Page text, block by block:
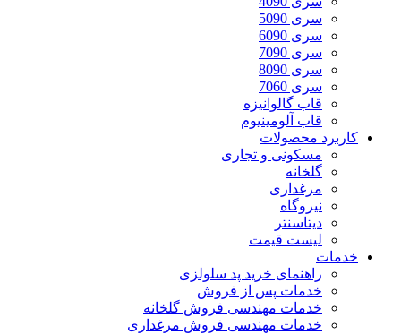
سری 5090
سری 6090
سری 7090
سری 8090
سری 7060
قاب گالوانیزه
قاب آلومینیوم
کاربرد محصولات
مسکونی و تجاری
گلخانه
مرغداری
نیروگاه
دیتاسنتر
لیست قیمت
خدمات
راهنمای خرید پد سلولزی
خدمات پس از فروش
خدمات مهندسی فروش گلخانه
خدمات مهندسی فروش مرغداری